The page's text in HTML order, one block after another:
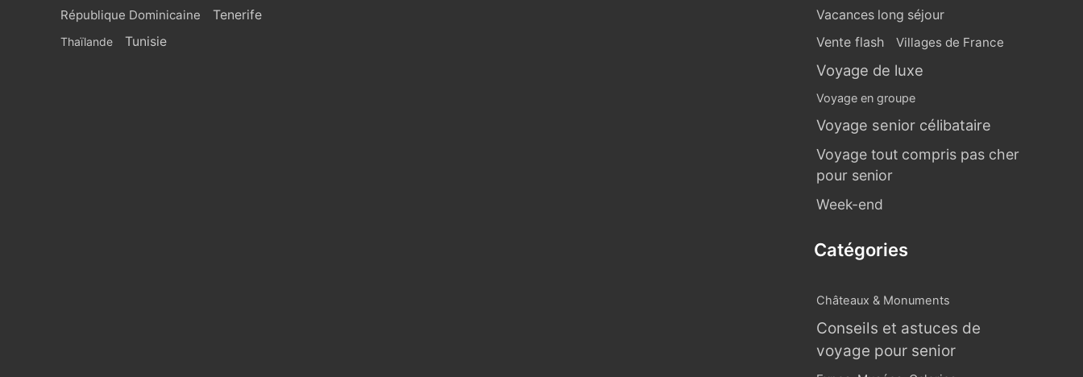
République Dominicaine Tenerife
Thaïlande Tunisie
Vacances long séjour
Vente flash Villages de France
Voyage de luxe
Voyage en groupe
Voyage senior célibataire
Voyage tout compris pas cher
pour senior
Week-end
Catégories
Châteaux & Monuments
Conseils et astuces de
voyage pour senior